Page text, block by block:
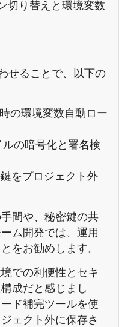
切り替えと環境変数
せることで、以下の
の環境変数自動ロー
ルの暗号化と署名検
をプロジェクト外
間や、秘密鍵の共
ム開発では、運用
をお勧めします。
での利便性とセキ
成だと感じまし
ド補完ツールを使
ェクト外に保存さ